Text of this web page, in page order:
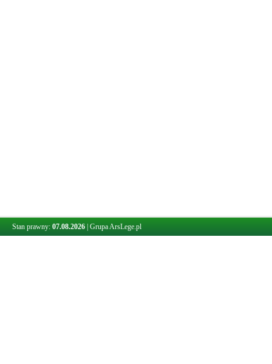
Stan prawny: 07.08.2026 Grupa ArsLege.pl